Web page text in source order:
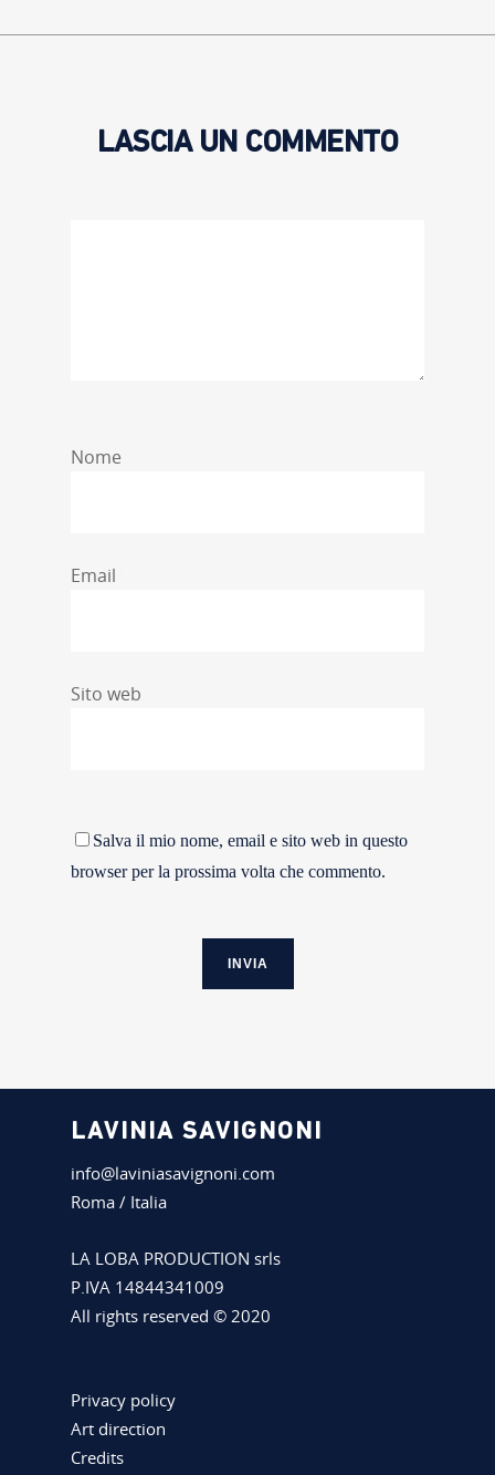
LASCIA UN COMMENTO
Nome
Email
Sito web
Salva il mio nome, email e sito web in questo
browser per la prossima volta che commento.
LAVINIA SAVIGNONI
info@laviniasavignoni.com
Roma / Italia
LA LOBA PRODUCTION srls
P.IVA 14844341009
All rights reserved © 2020
Privacy policy
Art direction
Credits